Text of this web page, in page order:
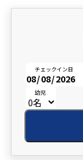
チェックイン日
幼児